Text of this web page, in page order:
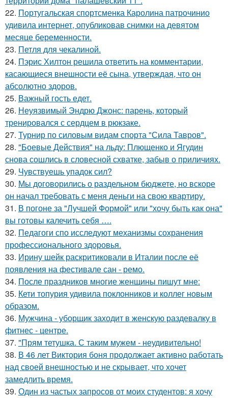
22. Португальская спортсменка Каролина патрочинио
удивила интернет, опубликовав снимки на девятом
месяце беременности.
23. Петля для чекалиной.
24. Пэрис Хилтон решила ответить на комментарии,
касающиеся внешности её сына, утверждая, что он
абсолютно здоров.
25. Важный гость едет.
26. Неуязвимый Эндрю Джонс: парень, который
тренировался с сердцем в рюкзаке.
27. Турнир по силовым видам спорта "Сила Тавров".
28. "Боевые Действия" на льду: Плющенко и Ягудин
снова сошлись в словесной схватке, забыв о приличиях.
29. Чувствуешь упадок сил?
30. Мы договорились о раздельном бюджете, но вскоре
он начал требовать с меня деньги на свою квартиру.
31. В погоне за "Лучшей Формой" или "хочу быть как она"
вы готовы калечить себя ….
32. Педагоги спо исследуют механизмы сохранения
профессионального здоровья.
33. Ирину шейк раскритиковали в Италии после её
появления на фестивале сан - ремо.
34. После праздников многие женщины пишут мне:
35. Кети топурия удивила поклонников и коллег новым
образом.
36. Мужчина - уборщик заходит в женскую раздевалку в
фитнес - центре.
37. "Прям тетушка. С таким мужем - неудивительно!
38. В 46 лет Виктория боня продолжает активно работать
над своей внешностью и не скрывает, что хочет
замедлить время.
39. Один из частых запросов от моих студентов: я хочу